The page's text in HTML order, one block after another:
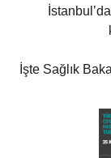
İşte Sağlık